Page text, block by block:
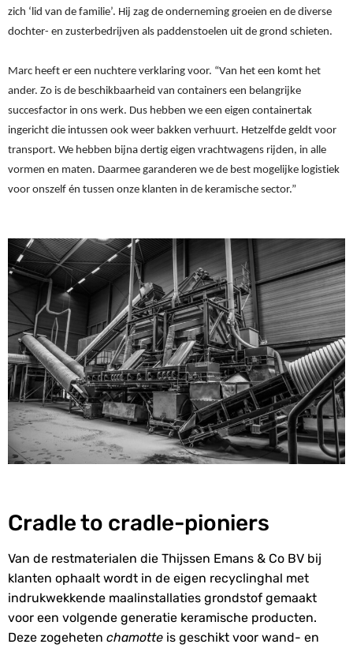
zich ‘lid van de familie’. Hij zag de onderneming groeien en de diverse
dochter- en zusterbedrijven als paddenstoelen uit de grond schieten.
Marc heeft er een nuchtere verklaring voor. “Van het een komt het
ander. Zo is de beschikbaarheid van containers een belangrijke
succesfactor in ons werk. Dus hebben we een eigen containertak
ingericht die intussen ook weer bakken verhuurt. Hetzelfde geldt voor
transport. We hebben bijna dertig eigen vrachtwagens rijden, in alle
voor onszelf én tussen onze klanten in de keramische sector.”
Cradleto cradle-pioniers
Van de restmaterialen die Thijssen Emans & Co BV bij
klanten ophaalt wordt in de eigen recyclinghal met
indrukwekkende maalinstallaties grondstof gemaakt
voor een volgende generatie keramische producten.
Deze zogeheten chamotte is geschikt voor wand- en